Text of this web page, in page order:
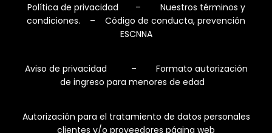
Política de privacidad – Nuestros términos y
condiciones. –
Código de conducta, prevención
ESCNNA
Aviso de privacidad – Formato autorización
de ingreso para menores de edad
Autorización para el tratamiento de datos personales
clientes y/o proveedores página web